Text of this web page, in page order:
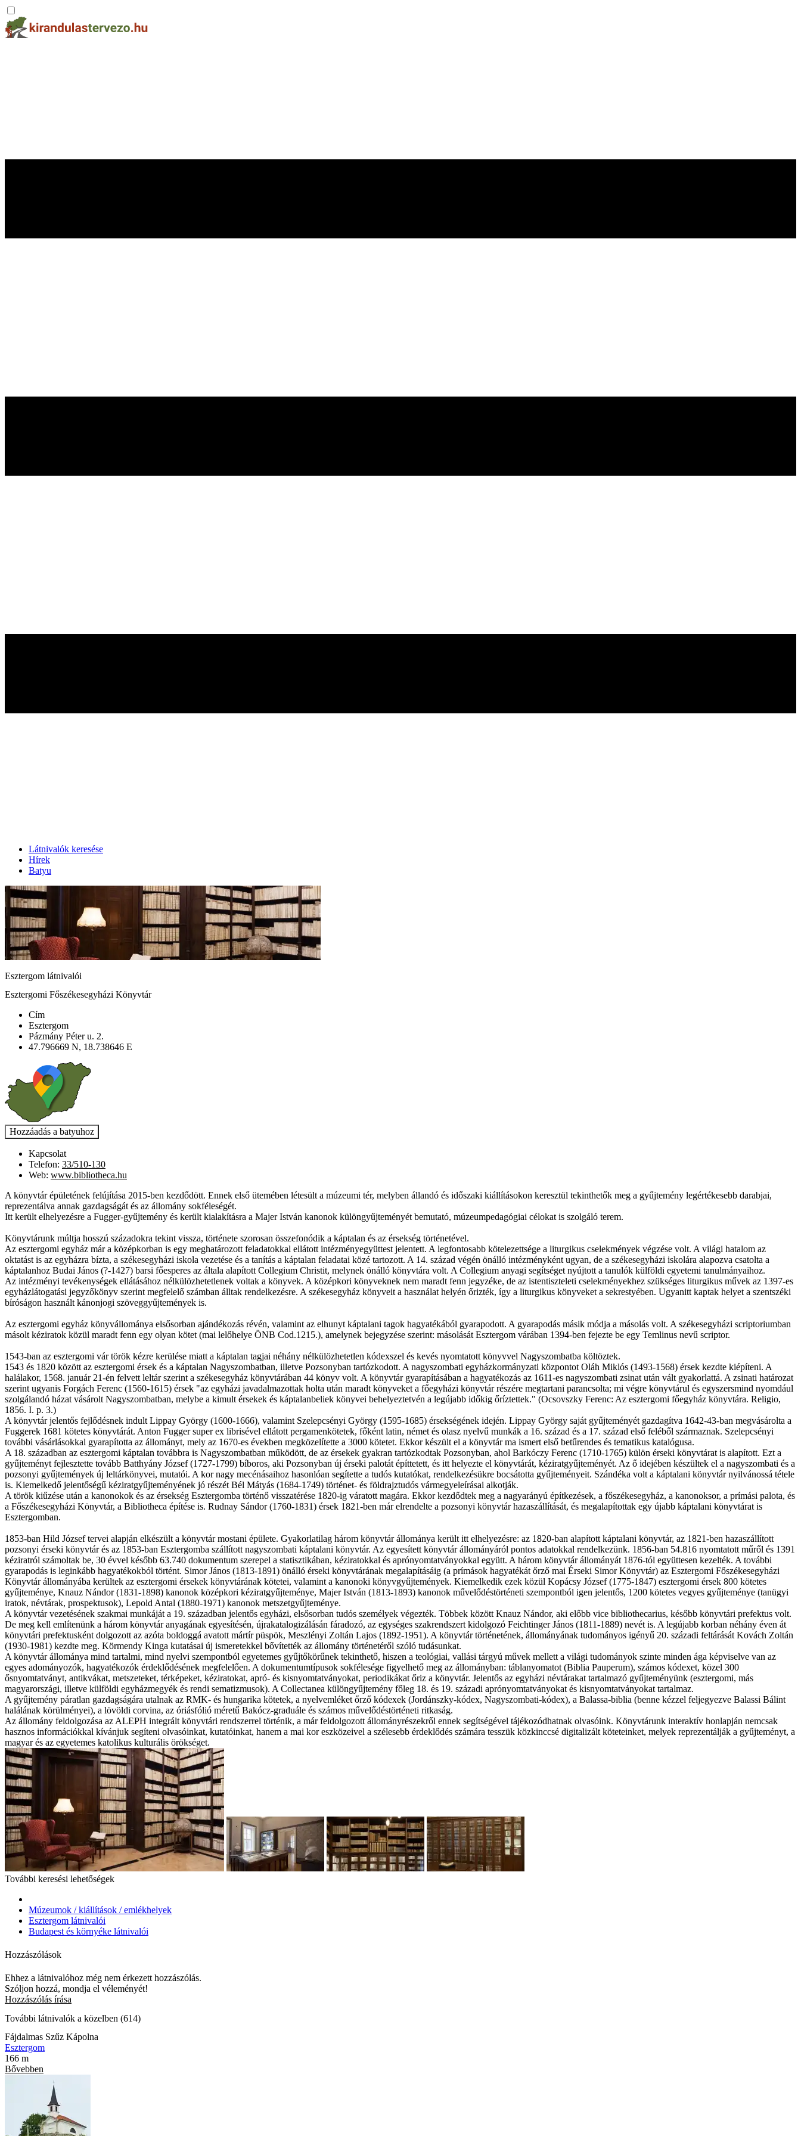
Látnivalók keresése
Hírek
Batyu
Esztergom látnivalói
Esztergomi Főszékesegyházi Könyvtár
Cím
Esztergom
Pázmány Péter u. 2.
47.796669 N, 18.738646 E
Kapcsolat
Telefon: 33/510-130
Web: www.bibliotheca.hu
A könyvtár épületének felújítása 2015-ben kezdődött. Ennek első ütemében létesült a múzeumi tér, melyben állandó és időszaki kiállításokon keresztül tekinthetők meg a gyűjtemény legértékesebb darabjai,
reprezentálva annak gazdagságát és az állomány sokféleségét.
Itt került elhelyezésre a Fugger-gyűjtemény és került kialakításra a Majer István kanonok különgyűjteményét bemutató, múzeumpedagógiai célokat is szolgáló terem.
Könyvtárunk múltja hosszú századokra tekint vissza, története szorosan összefonódik a káptalan és az érsekség történetével.
Az esztergomi egyház már a középkorban is egy meghatározott feladatokkal ellátott intézményegyüttest jelentett. A legfontosabb kötelezettsége a liturgikus cselekmények végzése volt. A világi hatalom az
oktatást is az egyházra bízta, a székesegyházi iskola vezetése és a tanítás a káptalan feladatai közé tartozott. A 14. század végén önálló intézményként ugyan, de a székesegyházi iskolára alapozva csatolta a
káptalanhoz Budai János (?-1427) barsi főesperes az általa alapított Collegium Christit, melynek önálló könyvtára volt. A Collegium anyagi segítséget nyújtott a tanulók külföldi egyetemi tanulmányaihoz.
Az intézményi tevékenységek ellátásához nélkülözhetetlenek voltak a könyvek. A középkori könyveknek nem maradt fenn jegyzéke, de az istentiszteleti cselekményekhez szükséges liturgikus művek az 1397-es
egyházlátogatási jegyzőkönyv szerint megfelelő számban álltak rendelkezésre. A székesegyház könyveit a használat helyén őrizték, így a liturgikus könyveket a sekrestyében. Ugyanitt kaptak helyet a szentszéki
bíróságon használt kánonjogi szöveggyűjtemények is.
Az esztergomi egyház könyvállománya elsősorban ajándékozás révén, valamint az elhunyt káptalani tagok hagyatékából gyarapodott. A gyarapodás másik módja a másolás volt. A székesegyházi scriptoriumban
másolt kéziratok közül maradt fenn egy olyan kötet (mai lelőhelye ÖNB Cod.1215.), amelynek bejegyzése szerint: másolását Esztergom várában 1394-ben fejezte be egy Temlinus nevű scriptor.
1543-ban az esztergomi vár török kézre kerülése miatt a káptalan tagjai néhány nélkülözhetetlen kódexszel és kevés nyomtatott könyvvel Nagyszombatba költöztek.
1543 és 1820 között az esztergomi érsek és a káptalan Nagyszombatban, illetve Pozsonyban tartózkodott. A nagyszombati egyházkormányzati központot Oláh Miklós (1493-1568) érsek kezdte kiépíteni. A
halálakor, 1568. január 21-én felvett leltár szerint a székesegyház könyvtárában 44 könyv volt. A könyvtár gyarapításában a hagyatékozás az 1611-es nagyszombati zsinat után vált gyakorlattá. A zsinati határozat
szerint ugyanis Forgách Ferenc (1560-1615) érsek "az egyházi javadalmazottak holta után maradt könyveket a főegyházi könyvtár részére megtartani parancsolta; mi végre könyvtárul és egyszersmind nyomdául
szolgálandó házat vásárolt Nagyszombatban, melybe a kimult érsekek és káptalanbeliek könyvei behelyeztetvén a legújabb időkig őríztettek." (Ocsovszky Ferenc: Az esztergomi főegyház könyvtára. Religio,
1856. I. p. 3.)
A könyvtár jelentős fejlődésnek indult Lippay György (1600-1666), valamint Szelepcsényi György (1595-1685) érsekségének idején. Lippay György saját gyűjteményét gazdagítva 1642-43-ban megvásárolta a
Fuggerek 1681 kötetes könyvtárát. Anton Fugger super ex librisével ellátott pergamenkötetek, főként latin, német és olasz nyelvű munkák a 16. század és a 17. század első feléből származnak. Szelepcsényi
további vásárlásokkal gyarapította az állományt, mely az 1670-es években megközelítette a 3000 kötetet. Ekkor készült el a könyvtár ma ismert első betűrendes és tematikus katalógusa.
A 18. században az esztergomi káptalan továbbra is Nagyszombatban működött, de az érsekek gyakran tartózkodtak Pozsonyban, ahol Barkóczy Ferenc (1710-1765) külön érseki könyvtárat is alapított. Ezt a
gyűjteményt fejlesztette tovább Batthyány József (1727-1799) bíboros, aki Pozsonyban új érseki palotát építtetett, és itt helyezte el könyvtárát, kéziratgyűjteményét. Az ő idejében készültek el a nagyszombati és a
pozsonyi gyűjtemények új leltárkönyvei, mutatói. A kor nagy mecénásaihoz hasonlóan segítette a tudós kutatókat, rendelkezésükre bocsátotta gyűjteményeit. Szándéka volt a káptalani könyvtár nyilvánossá tétele
is. Kiemelkedő jelentőségű kéziratgyűjteményének jó részét Bél Mátyás (1684-1749) történet- és földrajztudós vármegyeleírásai alkotják.
A török kiűzése után a kanonokok és az érsekség Esztergomba történő visszatérése 1820-ig váratott magára. Ekkor kezdődtek meg a nagyarányú építkezések, a főszékesegyház, a kanonoksor, a prímási palota, és
a Főszékesegyházi Könyvtár, a Bibliotheca építése is. Rudnay Sándor (1760-1831) érsek 1821-ben már elrendelte a pozsonyi könyvtár hazaszállítását, és megalapítottak egy újabb káptalani könyvtárat is
Esztergomban.
1853-ban Hild József tervei alapján elkészült a könyvtár mostani épülete. Gyakorlatilag három könyvtár állománya került itt elhelyezésre: az 1820-ban alapított káptalani könyvtár, az 1821-ben hazaszállított
pozsonyi érseki könyvtár és az 1853-ban Esztergomba szállított nagyszombati káptalani könyvtár. Az egyesített könyvtár állományáról pontos adatokkal rendelkezünk. 1856-ban 54.816 nyomtatott műről és 1391
kéziratról számoltak be, 30 évvel később 63.740 dokumentum szerepel a statisztikában, kéziratokkal és aprónyomtatványokkal együtt. A három könyvtár állományát 1876-tól együttesen kezelték. A további
gyarapodás is leginkább hagyatékokból történt. Simor János (1813-1891) önálló érseki könyvtárának megalapításáig (a prímások hagyatékát őrző mai Érseki Simor Könyvtár) az Esztergomi Főszékesegyházi
Könyvtár állományába kerültek az esztergomi érsekek könyvtárának kötetei, valamint a kanonoki könyvgyűjtemények. Kiemelkedik ezek közül Kopácsy József (1775-1847) esztergomi érsek 800 kötetes
gyűjteménye, Knauz Nándor (1831-1898) kanonok középkori kéziratgyűjteménye, Majer István (1813-1893) kanonok művelődéstörténeti szempontból igen jelentős, 1200 kötetes vegyes gyűjteménye (tanügyi
iratok, névtárak, prospektusok), Lepold Antal (1880-1971) kanonok metszetgyűjteménye.
A könyvtár vezetésének szakmai munkáját a 19. században jelentős egyházi, elsősorban tudós személyek végezték. Többek között Knauz Nándor, aki előbb vice bibliothecarius, később könyvtári prefektus volt.
De meg kell említenünk a három könyvtár anyagának egyesítésén, újrakatalogizálásán fáradozó, az egységes szakrendszert kidolgozó Feichtinger János (1811-1889) nevét is. A legújabb korban néhány éven át
könyvtári prefektusként dolgozott az azóta boldoggá avatott mártír püspök, Meszlényi Zoltán Lajos (1892-1951). A könyvtár történetének, állományának tudományos igényű 20. századi feltárását Kovách Zoltán
(1930-1981) kezdte meg. Körmendy Kinga kutatásai új ismeretekkel bővítették az állomány történetéről szóló tudásunkat.
A könyvtár állománya mind tartalmi, mind nyelvi szempontból egyetemes gyűjtőkörűnek tekinthető, hiszen a teológiai, vallási tárgyú művek mellett a világi tudományok szinte minden ága képviselve van az
egyes adományozók, hagyatékozók érdeklődésének megfelelően. A dokumentumtípusok sokfélesége figyelhető meg az állományban: táblanyomatot (Biblia Pauperum), számos kódexet, közel 300
ősnyomtatványt, antikvákat, metszeteket, térképeket, kéziratokat, apró- és kisnyomtatványokat, periodikákat őriz a könyvtár. Jelentős az egyházi névtárakat tartalmazó gyűjteményünk (esztergomi, más
magyarországi, illetve külföldi egyházmegyék és rendi sematizmusok). A Collectanea különgyűjtemény főleg 18. és 19. századi aprónyomtatványokat és kisnyomtatványokat tartalmaz.
A gyűjtemény páratlan gazdagságára utalnak az RMK- és hungarika kötetek, a nyelvemléket őrző kódexek (Jordánszky-kódex, Nagyszombati-kódex), a Balassa-biblia (benne kézzel feljegyezve Balassi Bálint
halálának körülményei), a lövöldi corvina, az óriásfólió méretű Bakócz-graduále és számos művelődéstörténeti ritkaság.
Az állomány feldolgozása az ALEPH integrált könyvtári rendszerrel történik, a már feldolgozott állományrészekről ennek segítségével tájékozódhatnak olvasóink. Könyvtárunk interaktív honlapján nemcsak
hasznos információkkal kívánjuk segíteni olvasóinkat, kutatóinkat, hanem a mai kor eszközeivel a szélesebb érdeklődés számára tesszük közkinccsé digitalizált köteteinket, melyek reprezentálják a gyűjteményt, a
magyar és az egyetemes katolikus kulturális örökséget.
További keresési lehetőségek
Múzeumok / kiállítások / emlékhelyek
Esztergom látnivalói
Budapest és környéke látnivalói
Hozzászólások
Ehhez a látnivalóhoz még nem érkezett hozzászólás.
Szóljon hozzá, mondja el véleményét!
Hozzászólás írása
További látnivalók a közelben (614)
Fájdalmas Szűz Kápolna
Esztergom
166 m
Bővebben